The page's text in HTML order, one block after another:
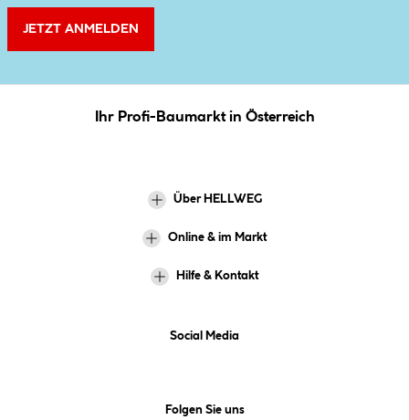
JETZT ANMELDEN
Ihr Profi-Baumarkt in Österreich
Über HELLWEG
Online & im Markt
Hilfe & Kontakt
Social Media
Folgen Sie uns